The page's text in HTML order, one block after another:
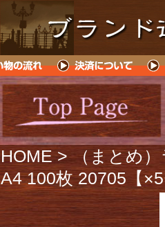
HOME > （まとめ
A4 100枚 20705【